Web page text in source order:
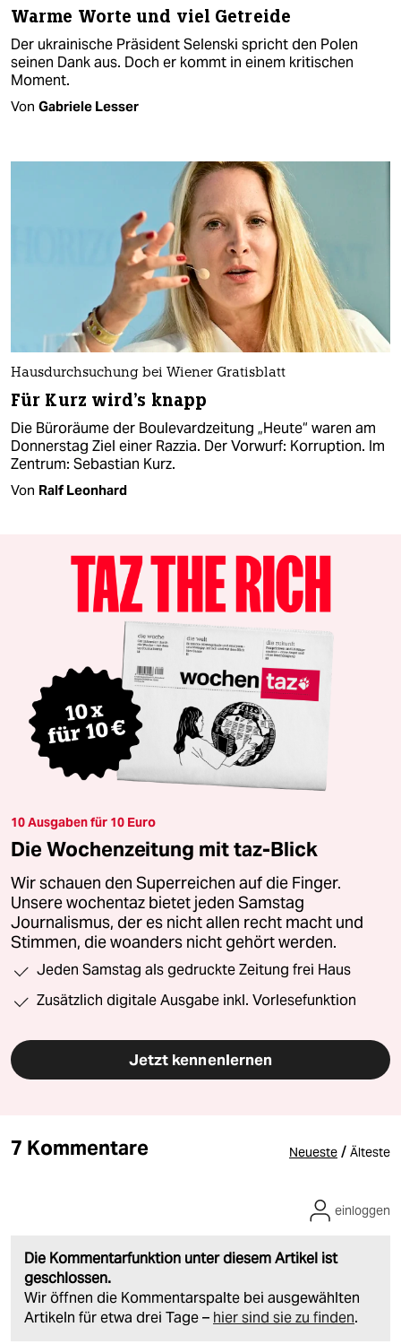
Warme Worte und viel Getreide
Der ukrainische Präsident Selenski spricht den Polen
seinen Dank aus. Doch er kommt in einem kritischen
Moment.
Von Gabriele Lesser
Hausdurchsuchung bei Wiener Gratisblatt
Für Kurz wird's knapp
Die Büroräume der Boulevardzeitung „Heute“ waren am
Donnerstag Ziel einer Razzia. Der Vorwurf: Korruption. Im
Zentrum: Sebastian Kurz.
Von Ralf Leonhard
10 Ausgaben für 10 Euro
Die Wochenzeitung mit taz-Blick
Wir schauen den Superreichen auf die Finger.
Unsere wochentaz bietet jeden Samstag
Journalismus, der es nicht allen recht macht und
Stimmen, die woanders nicht gehört werden.
Jeden Samstag als gedruckte Zeitung frei Haus
Zusätzlich digitale Ausgabe inkl. Vorlesefunktion
Jetzt kennenlernen
7 Kommentare Neueste / Älteste
Die Kommentarfunktion unter diesem Artikel ist
geschlossen.
Wir öffnen die Kommentarspalte bei ausgewählten
Artikeln für etwa drei Tage – hier sind sie zu finden.
einloggen